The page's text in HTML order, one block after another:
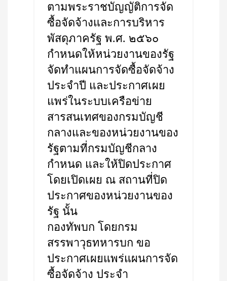
ตามพระราชบัญญัติการจัด
ซื้อจัดจ้างและการบริหาร
พัสดุภาครัฐ พ.ศ. ๒๕๖๐
กำหนดให้หน่วยงานของรัฐ
จัดทำแผนการจัดซื้อจัดจ้าง
ประจำปี และประกาศเผย
แพร่ในระบบเครือข่าย
สารสนเทศของกรมบัญชี
กลางและของหน่วยงานของ
รัฐตามที่กรมบัญชีกลาง
กำหนด และให้ปิดประกาศ
โดยเปิดเผย ณ สถานที่ปิด
ประกาศของหน่วยงานของ
รัฐ นั้น
กองทัพบก โดยกรม
สรรพาวุธทหารบก ขอ
ประกาศเผยแพร่แผนการจัด
ซื้อจัดจ้าง ประจำ